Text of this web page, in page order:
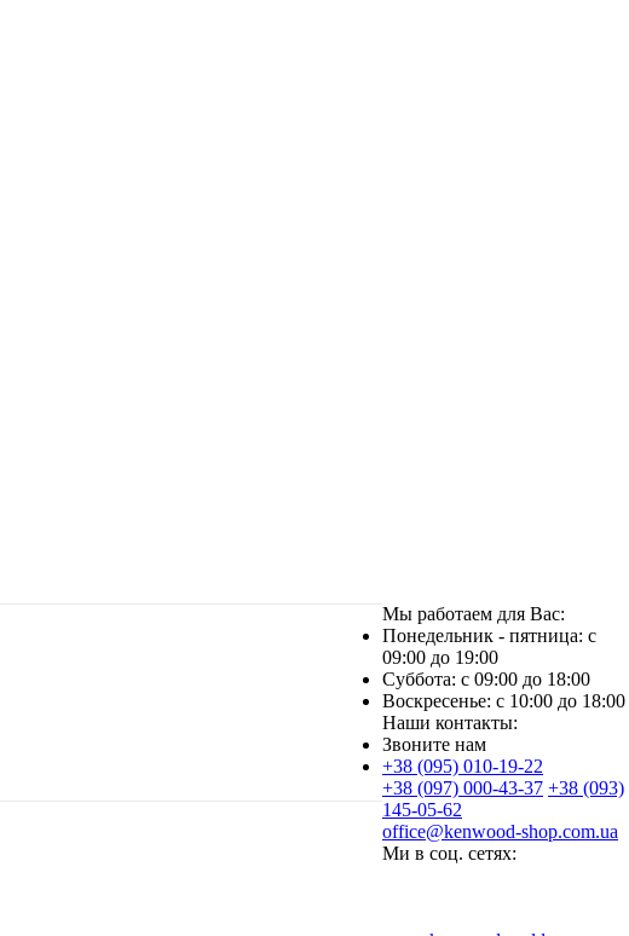
Мы работаем для Вас:
Понедельник - пятница: с
09:00 до 19:00
Суббота: с 09:00 до 18:00
Воскресенье: с 10:00 до 18:00
Наши контакты:
Звоните нам
+38 (095) 010-19-22
+38 (097) 000-43-37 +38 (093)
145-05-62
office@kenwood-shop.com.ua
Ми в соц. сетях: